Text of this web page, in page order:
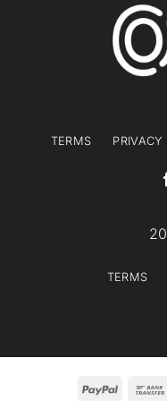
TERMS PRIVACY
TERMS
PayPal